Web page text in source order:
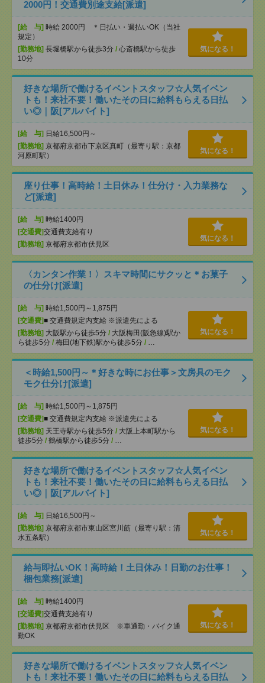
2000円！交通費別途支給[派遣]
[給 与] 時給 2000円 ＊日払い・週払いOK（当社
規定）
[勤務地] 長堀橋駅から徒歩3分 / 心斎橋駅から徒歩
10分
気になる！
好きな場所で働けるイベントスタッフ☆人気イベン
トも！来社不要！働いたその日に給料もらえる日払
い◎｜阪[アルバイト]
[給 与] 日給16,500円～
[勤務地] 京都府京都市下京区真町（最寄り駅：京都
河原町駅）
気になる！
座り仕事！高時給！土日休み！仕分け・入力業務な
ど[派遣]
[給 与] 時給1400円
[交通費]交通費支給有り
[勤務地] 京都府京都市伏見区
気になる！
〈カンタン作業！〉スキマ時間にサクッと＊お菓子
の仕分け[派遣]
[給 与] 時給1,500円～1,875円
[交通費]■ 交通費規定内支給 ※派遣先による
[勤務地] 大阪駅から徒歩5分 / 大阪梅田(阪急線)駅か
ら徒歩5分 / 梅田(地下鉄)駅から徒歩5分 / …
気になる！
＜時給1,500円～＊好きな時にお仕事＞文房具のモク
モク仕分け[派遣]
[給 与] 時給1,500円～1,875円
[交通費]■ 交通費規定内支給 ※派遣先による
[勤務地] 天王寺駅から徒歩5分 / 大阪上本町駅から
徒歩5分 / 鶴橋駅から徒歩5分 / …
気になる！
好きな場所で働けるイベントスタッフ☆人気イベン
トも！来社不要！働いたその日に給料もらえる日払
い◎｜阪[アルバイト]
[給 与] 日給16,500円～
[勤務地] 京都府京都市東山区宮川筋（最寄り駅：清
水五条駅）
気になる！
給与即払いOK！高時給！土日休み！日勤のお仕事！
梱包業務[派遣]
[給 与] 時給1400円
[交通費]交通費支給有り
[勤務地] 京都府京都市伏見区 ※車通勤・バイク通
勤OK
気になる！
好きな場所で働けるイベントスタッフ☆人気イベン
トも！来社不要！働いたその日に給料もらえる日払